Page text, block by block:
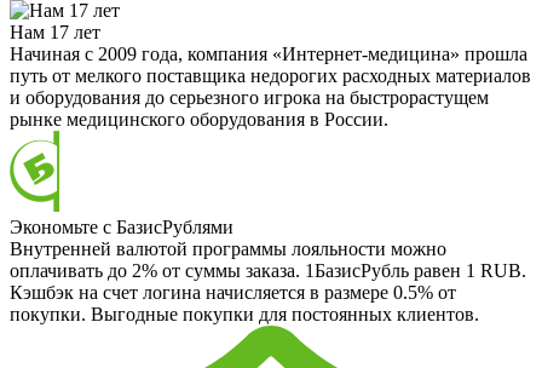
Нам 17 лет
Начиная с 2009 года, компания «Интернет-медицина» прошла
путь от мелкого поставщика недорогих расходных материалов
и оборудования до серьезного игрока на быстрорастущем
рынке медицинского оборудования в России.
Экономьте с БазисРублями
Внутренней валютой программы лояльности можно
оплачивать до 2% от суммы заказа. 1БазисРубль равен 1 RUB.
Кэшбэк на счет логина начисляется в размере 0.5% от
покупки. Выгодные покупки для постоянных клиентов.